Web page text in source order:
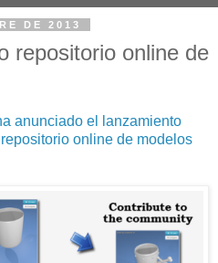
DE 2013
repositorio online de
anunciado el lanzamiento
online de modelos